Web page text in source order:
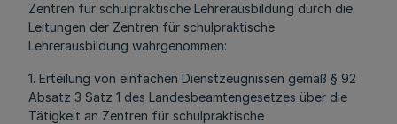
Zentren für schulpraktische Lehrerausbildung durch die
Leitungen der Zentren für schulpraktische
Lehrerausbildung wahrgenommen:
1. Erteilung von einfachen Dienstzeugnissen gemäß § 92
Absatz 3 Satz 1 des Landesbeamtengesetzes über die
Tätigkeit an Zentren für schulpraktische